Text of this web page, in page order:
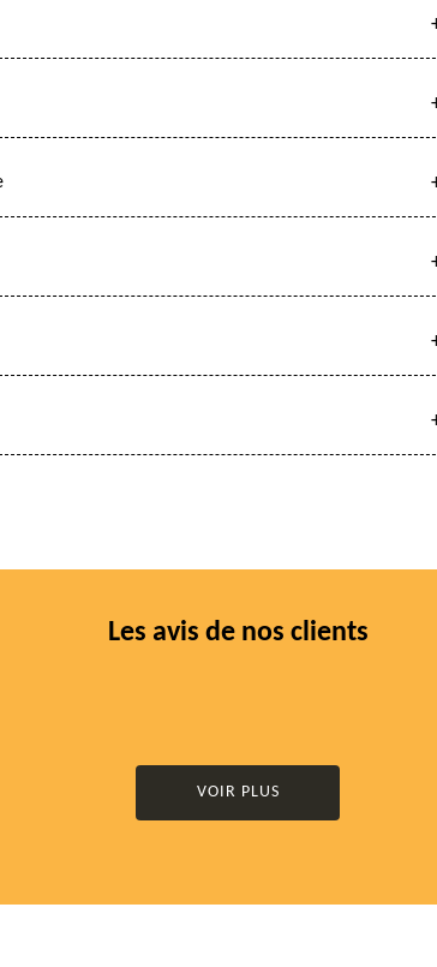
Les avis de nos clients
VOIR PLUS